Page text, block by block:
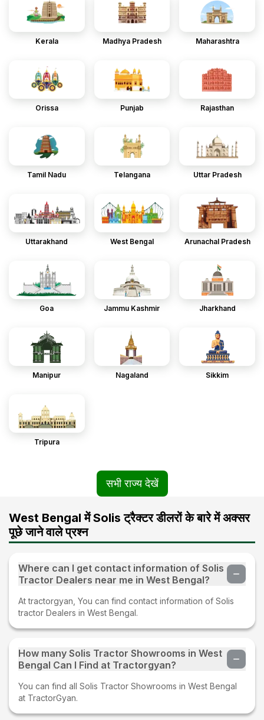
Kerala Madhya Pradesh Maharashtra
Orissa Punjab Rajasthan
Tamil Nadu Telangana Uttar Pradesh
Uttarakhand West Bengal Arunachal Pradesh
Goa Jammu Kashmir Jharkhand
Manipur Nagaland Sikkim
Tripura
सभी राज्य देखें
West Bengal में Solis ट्रैक्टर डीलरों के बारे में अक्सर
पूछे जाने वाले प्रश्न
Where can I get contact information of Solis
Tractor Dealers near me in West Bengal?
At tractorgyan, You can find contact information of Solis
tractor Dealers in West Bengal.
How many Solis Tractor Showrooms in West
Bengal Can I Find at Tractorgyan?
You can find all Solis Tractor Showrooms in West Bengal
at TractorGyan.